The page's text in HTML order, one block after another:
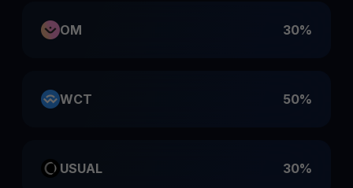
OM 30%
WCT 50%
USUAL 30%